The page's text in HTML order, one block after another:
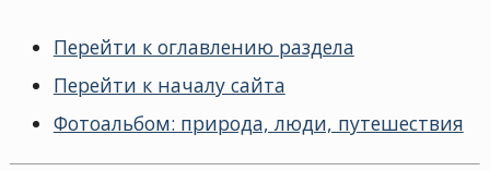
Перейти к оглавлению раздела
Перейти к началу сайта
Фотоальбом: природа, люди, путешествия